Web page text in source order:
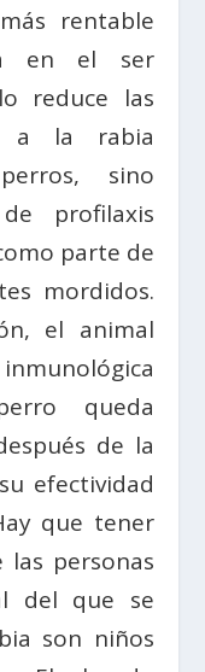
rentable
en el ser
reduce las
a la rabia
sino
profilaxis
parte de
mordidos.
el animal
queda
de la
efectividad
que tener
personas
del que se
son niños